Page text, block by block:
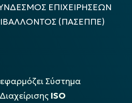
ΕΠΙΧΕΙΡΗΣΕΩΝ
(ΠΑΣΕΠΠΕ)
Σύστημα
ISO